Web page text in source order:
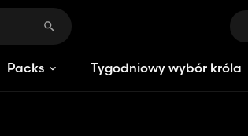
Packs Tygodniowy wybór króla